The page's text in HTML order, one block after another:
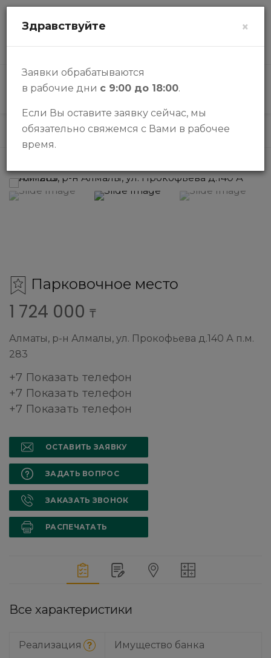
КАТАЛОГ
Каталог Паркинги Парковочное место
Парковочное место
1 724 000 ₸
Алматы, р-н Алмалы, ул. Прокофьева д.140 А п.м.
283
+7 Показать телефон
+7 Показать телефон
+7 Показать телефон
ОСТАВИТЬ ЗАЯВКУ
ЗАДАТЬ ВОПРОС
ЗАКАЗАТЬ ЗВОНОК
РАСПЕЧАТАТЬ
Все характеристики
Реализация Имущество банка
×
Здравствуйте
Заявки обрабатываются
в рабочие дни с 9:00 до 18:00.
Если Вы оставите заявку сейчас, мы
обязательно свяжемся с Вами в рабочее
время.